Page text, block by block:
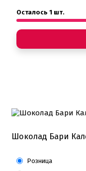
Осталось 1 шт.
Шоколад Бари
Розница